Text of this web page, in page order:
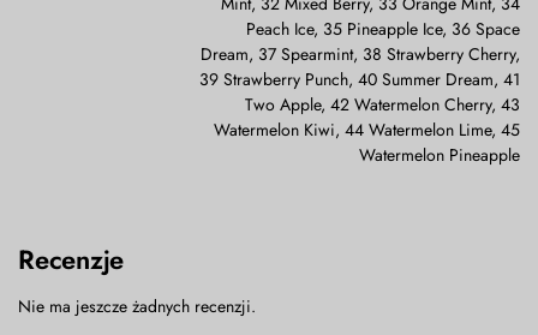
Peach Ice, 35 Pineapple Ice, 36 Space
Dream, 37 Spearmint, 38 Strawberry Cherry,
39 Strawberry Punch, 40 Summer Dream, 41
Two Apple, 42 Watermelon Cherry, 43
Watermelon Kiwi, 44 Watermelon Lime, 45
Watermelon Pineapple
Recenzje
Nie ma jeszcze żadnych recenzji.